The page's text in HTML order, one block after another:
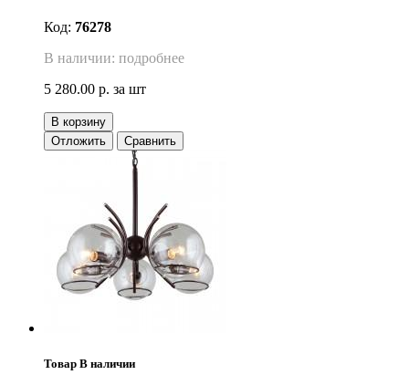
Код: 76278
В наличии: подробнее
5 280.00 р. за шт
В корзину
Отложить
Сравнить
Товар В наличии